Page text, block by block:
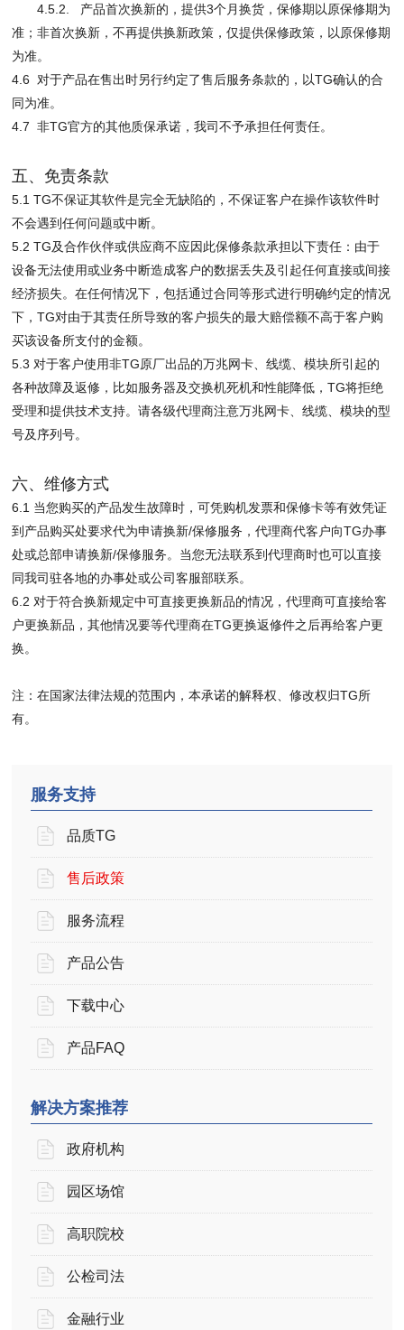
4.5.2. 产品首次换新的，提供3个月换货，保修期以原保修期为
准；非首次换新，不再提供换新政策，仅提供保修政策，以原保修期
为准。
4.6 对于产品在售出时另行约定了售后服务条款的，以TG确认的合
同为准。
4.7 非TG官方的其他质保承诺，我司不予承担任何责任。
五、免责条款
5.1 TG不保证其软件是完全无缺陷的，不保证客户在操作该软件时
不会遇到任何问题或中断。
5.2 TG及合作伙伴或供应商不应因此保修条款承担以下责任：由于
设备无法使用或业务中断造成客户的数据丢失及引起任何直接或间接
经济损失。在任何情况下，包括通过合同等形式进行明确约定的情况
下，TG对由于其责任所导致的客户损失的最大赔偿额不高于客户购
买该设备所支付的金额。
5.3 对于客户使用非TG原厂出品的万兆网卡、线缆、模块所引起的
各种故障及返修，比如服务器及交换机死机和性能降低，TG将拒绝
受理和提供技术支持。请各级代理商注意万兆网卡、线缆、模块的型
号及序列号。
六、维修方式
6.1 当您购买的产品发生故障时，可凭购机发票和保修卡等有效凭证
到产品购买处要求代为申请换新/保修服务，代理商代客户向TG办事
处或总部申请换新/保修服务。当您无法联系到代理商时也可以直接
同我司驻各地的办事处或公司客服部联系。
6.2 对于符合换新规定中可直接更换新品的情况，代理商可直接给客
户更换新品，其他情况要等代理商在TG更换返修件之后再给客户更
换。
注：在国家法律法规的范围内，本承诺的解释权、修改权归TG所
有。
服务支持
品质TG
售后政策
服务流程
产品公告
下载中心
产品FAQ
解决方案推荐
政府机构
园区场馆
高职院校
公检司法
金融行业